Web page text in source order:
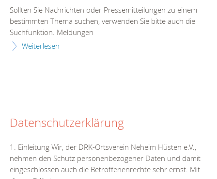
Sollten Sie Nachrichten oder Pressemitteilungen zu einem
bestimmten Thema suchen, verwenden Sie bitte auch die
Suchfunktion. Meldungen
Weiterlesen
Datenschutzerklärung
1. Einleitung Wir, der DRK-Ortsverein Neheim Hüsten e.V.,
nehmen den Schutz personenbezogener Daten und damit
eingeschlossen auch die Betroffenenrechte sehr ernst. Mit